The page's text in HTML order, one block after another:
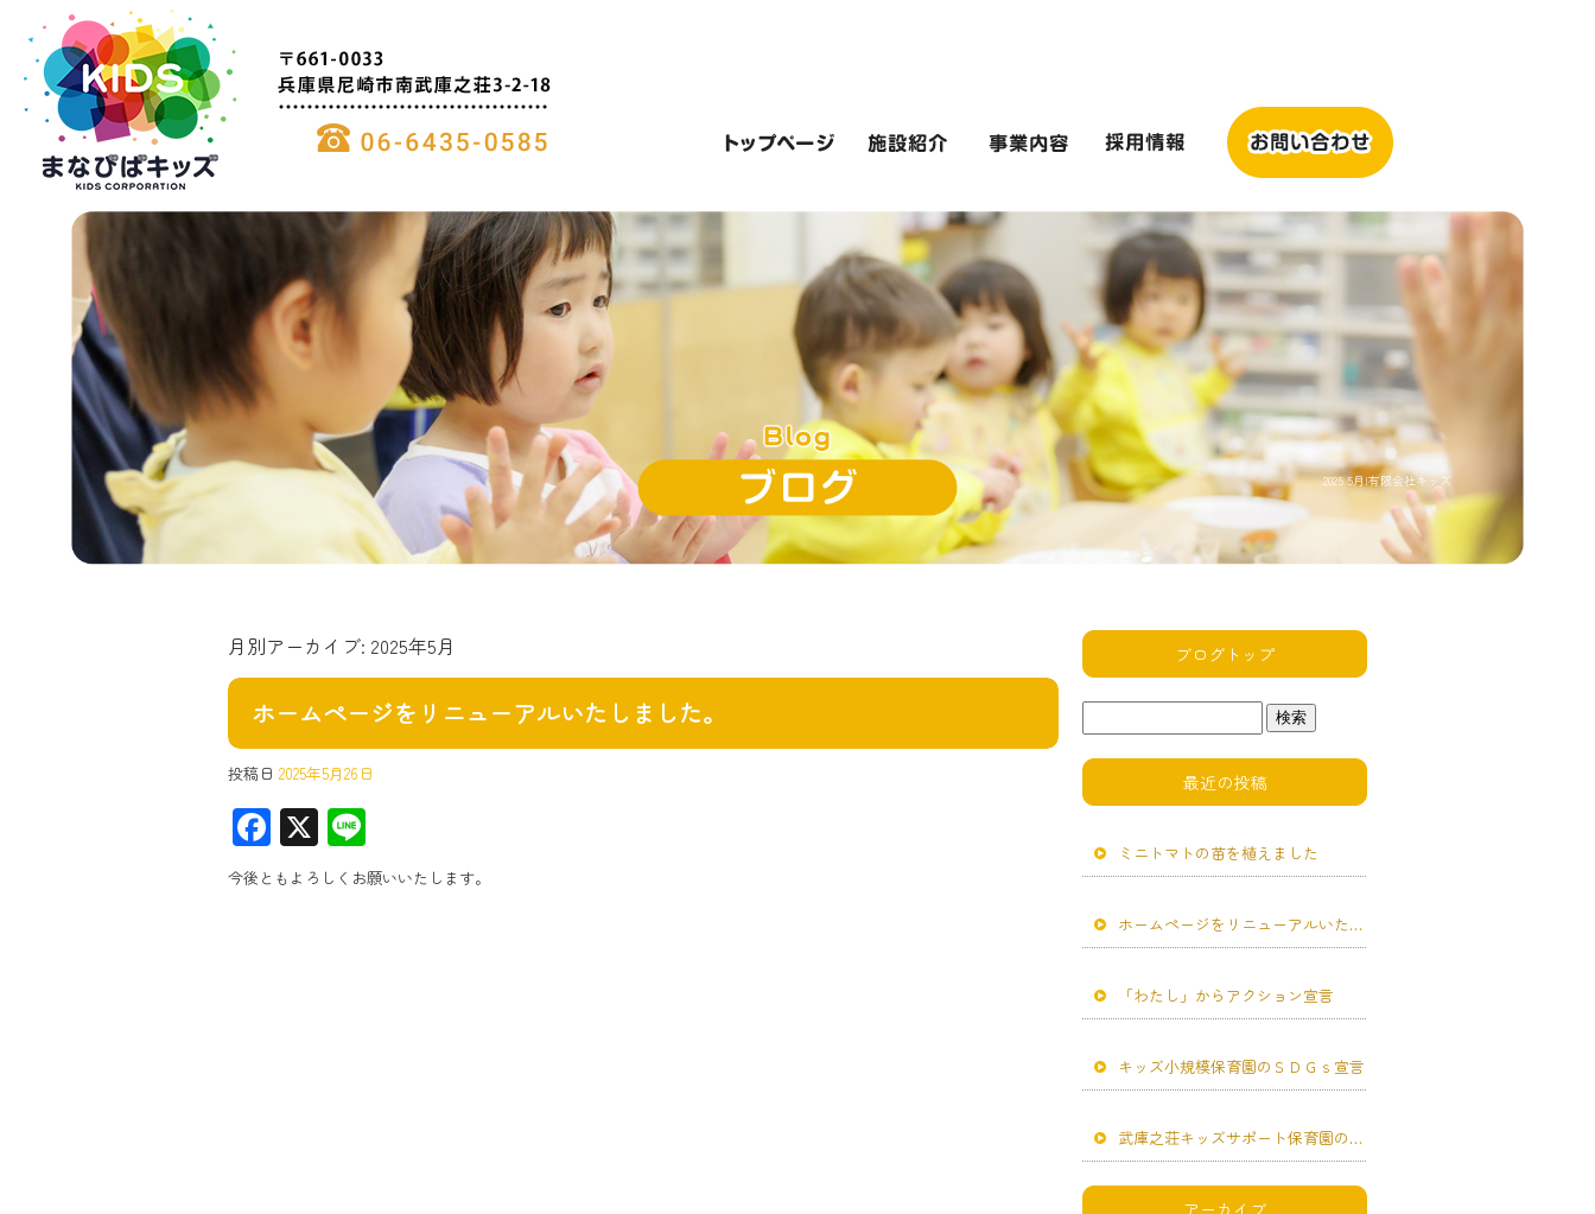
2025 5月|有限会社キッズ
月別アーカイブ: 2025年5月
ホームページをリニューアルいたしました。
投稿日 2025年5月26日
F
ac
e
X
ne
今後ともよろしくお願いいたします。
ブログトップ
最近の投稿
ミニトマトの苗を植えました
ホームページをリニューアルいたしました。
「わたし」からアクション宣言
キッズ小規模保育園のＳＤＧｓ宣言
武庫之荘キッズサポート保育園のＳＤＧｓ宣言